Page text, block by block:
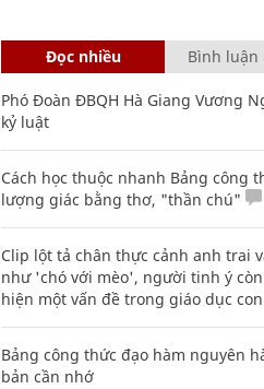
Đọc nhiều Bình luận
Phó Đoàn ĐBQH Hà Giang Vương
kỷ luật
Cách học thuộc nhanh Bảng công
lượng giác bằng thơ, "thần chú"
Clip lột tả chân thực cảnh anh trai
như 'chó với mèo', người tinh ý
hiện một vấn đề trong giáo dục con
Bảng công thức đạo hàm nguyên
bản cần nhớ